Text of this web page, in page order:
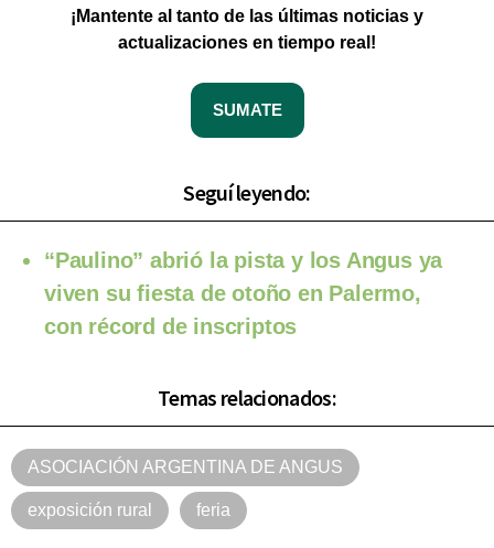
¡Mantente al tanto de las últimas noticias y
actualizaciones en tiempo real!
SUMATE
Seguí leyendo:
“Paulino” abrió la pista y los Angus ya
viven su fiesta de otoño en Palermo,
con récord de inscriptos
Temas relacionados:
ASOCIACIÓN ARGENTINA DE ANGUS
exposición rural feria